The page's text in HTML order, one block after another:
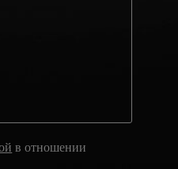
в отношении